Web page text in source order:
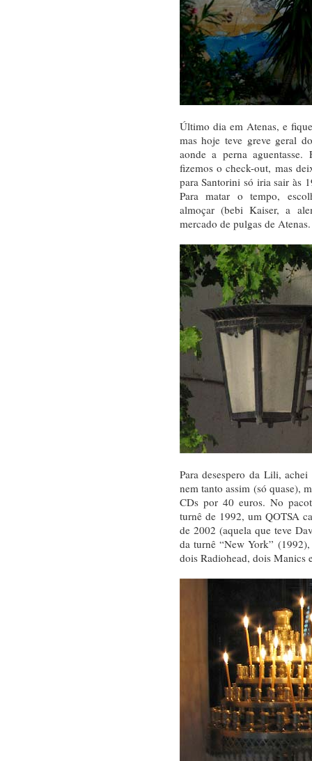
Último dia em Atenas, e
mas hoje teve greve geral
aonde a perna
fizemos o check-out, mas
para Santorini só iria sair às
Para matar o tempo,
almoçar (bebi Kaiser, a
mercado de pulgas de Atenas.
Para desespero da Lili,
nem tanto assim (só quase),
CDs por 40 euros. No
turnê de 1992, um QOTSA
de 2002 (aquela que teve
da turnê “New York”
dois Radiohead, dois Manics